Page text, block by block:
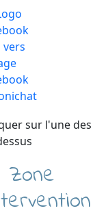
sur l'une des
Zone